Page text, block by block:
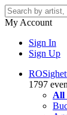
My Account
Sign In
Sign Up
RO
1797
All